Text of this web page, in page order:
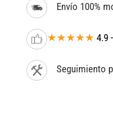
Envío 100%
★★★★★ 4.9
Seguimiento